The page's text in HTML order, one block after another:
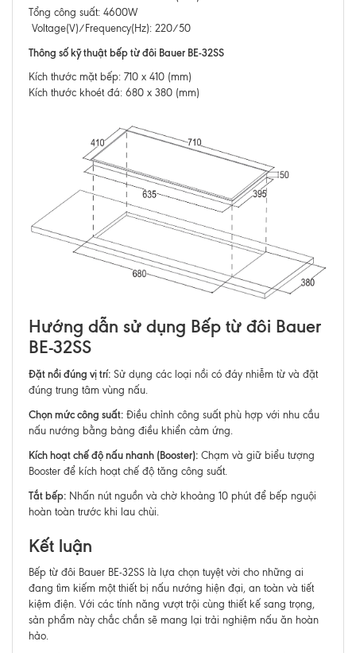
Tổng công suất: 4600W
Voltage(V)/Frequency(Hz): 220/50
Thông số kỹ thuật bếp từ đôi Bauer BE-32SS
Kích thước mặt bếp: 710 x 410 (mm)
Kích thước khoét đá: 680 x 380 (mm)
Hướng dẫn sử dụng Bếp từ đôi Bauer
BE-32SS
Đặt nồi đúng vị trí: Sử dụng các loại nồi có đáy nhiễm từ và đặt
đúng trung tâm vùng nấu.
Chọn mức công suất: Điều chỉnh công suất phù hợp với nhu cầu
nấu nướng bằng bảng điều khiển cảm ứng.
Kích hoạt chế độ nấu nhanh (Booster): Chạm và giữ biểu tượng
Booster để kích hoạt chế độ tăng công suất.
Tắt bếp: Nhấn nút nguồn và chờ khoảng 10 phút để bếp nguội
hoàn toàn trước khi lau chùi.
Kết luận
Bếp từ đôi Bauer BE-32SS là lựa chọn tuyệt vời cho những ai
đang tìm kiếm một thiết bị nấu nướng hiện đại, an toàn và tiết
kiệm điện. Với các tính năng vượt trội cùng thiết kế sang trọng,
sản phẩm này chắc chắn sẽ mang lại trải nghiệm nấu ăn hoàn
hảo.